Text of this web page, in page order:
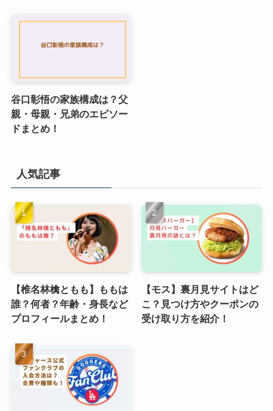
谷口彰悟の家族構成は？父
親・母親・兄弟のエピソー
ドまとめ！
人気記事
【椎名林檎ともも】ももは
誰？何者？年齢・身長など
プロフィールまとめ！
【モス】裏月見サイトはど
こ？見つけ方やクーポンの
受け取り方を紹介！